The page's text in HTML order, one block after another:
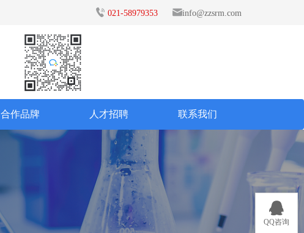
021-58979353 info@zzsrm.com
合作品牌 人才招聘 联系我们
QQ咨询